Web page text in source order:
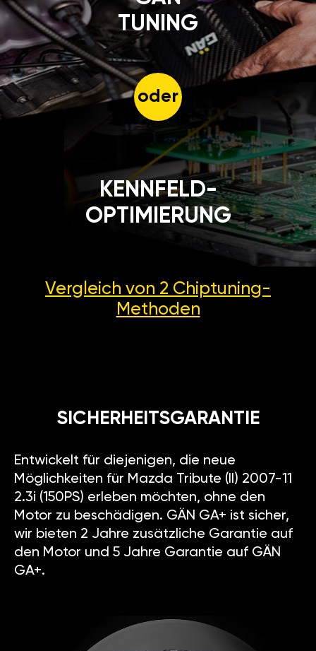
TUNING
oder
KENNFELD-
OPTIMIERUNG
Vergleich von 2 Chiptuning-
Methoden
SICHERHEITSGARANTIE
Entwickelt für diejenigen, die neue
Möglichkeiten für Mazda Tribute (II) 2007-11
2.3i (150PS) erleben möchten, ohne den
Motor zu beschädigen. GÄN GA+ ist sicher,
wir bieten 2 Jahre zusätzliche Garantie auf
den Motor und 5 Jahre Garantie auf GÄN
GA+.